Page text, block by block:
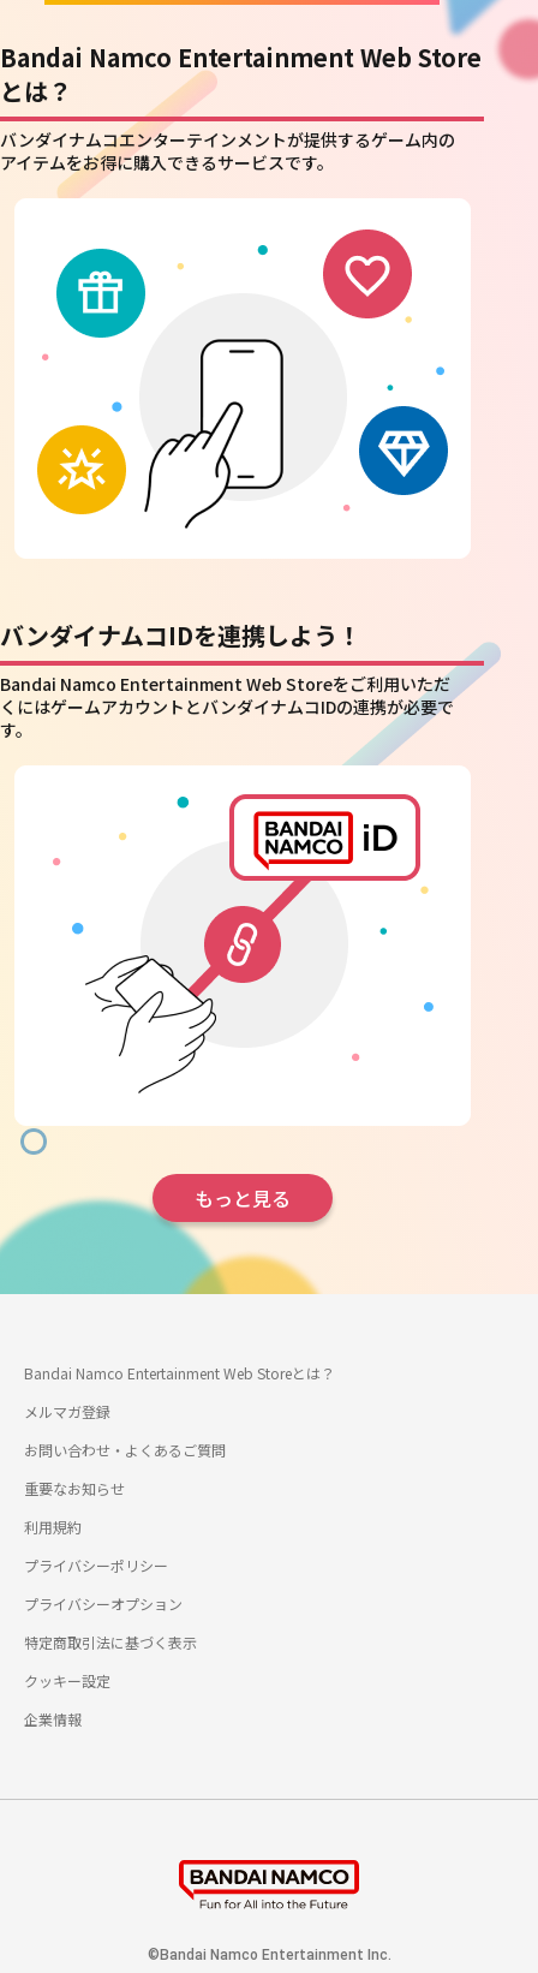
Bandai Namco Entertainment Web Store
とは？
バンダイナムコエンターテインメントが提供するゲーム内の
アイテムをお得に購入できるサービスです。
バンダイナムコIDを連携しよう！
Bandai Namco Entertainment Web Storeをご利用いただ
くにはゲームアカウントとバンダイナムコIDの連携が必要で
す。
もっと見る
Bandai Namco Entertainment Web Storeとは？
メルマガ登録
お問い合わせ・よくあるご質問
重要なお知らせ
利用規約
プライバシーポリシー
プライバシーオプション
特定商取引法に基づく表示
クッキー設定
企業情報
©Bandai Namco Entertainment Inc.